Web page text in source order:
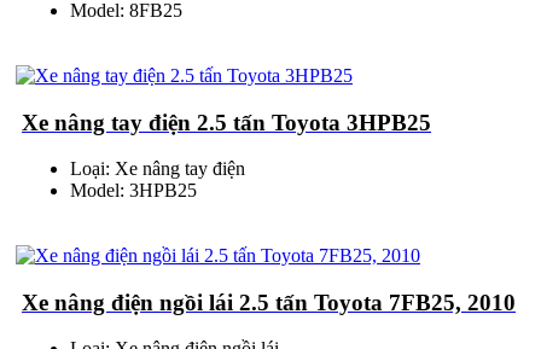
Model: 8FB25
Xe nâng tay điện 2.5 tấn Toyota 3HPB25
Loại: Xe nâng tay điện
Model: 3HPB25
Xe nâng điện ngồi lái 2.5 tấn Toyota 7FB25, 2010